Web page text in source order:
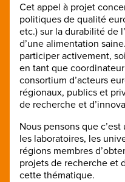
Cet appel à projet
politiques de qualité
etc.) sur la durabilité de
d’une alimentation
participer activement,
en tant que
consortium d’acteurs
régionaux, publics et
de recherche et
Nous pensons que
les laboratoires, les
régions membres
projets de recherche et
cette thématique.